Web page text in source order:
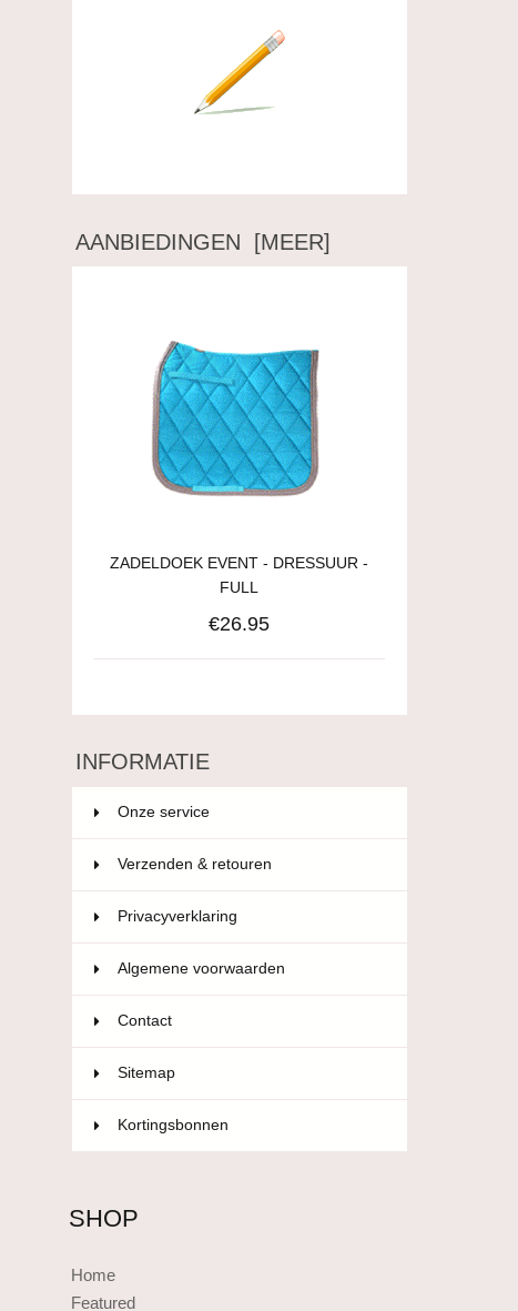
AANBIEDINGEN [MEER]
ZADELDOEK EVENT - DRESSUUR -
FULL
€26.95
INFORMATIE
Onze service
Verzenden & retouren
Privacyverklaring
Algemene voorwaarden
Contact
Sitemap
Kortingsbonnen
SHOP
Home
Featured